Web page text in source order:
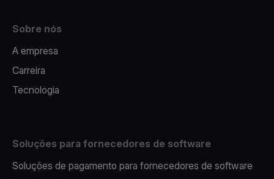
Sobre nós
A empresa
Carreira
Tecnologia
Soluções para fornecedores de software
Soluções de pagamento para fornecedores de software